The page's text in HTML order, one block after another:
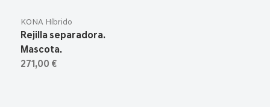
KONA Híbrido
Rejilla separadora.
Mascota.
271,00 €